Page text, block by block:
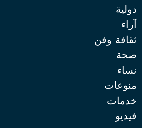
دولية
آراء
ثقافة وفن
صحة
نساء
منوعات
خدمات
فيديو